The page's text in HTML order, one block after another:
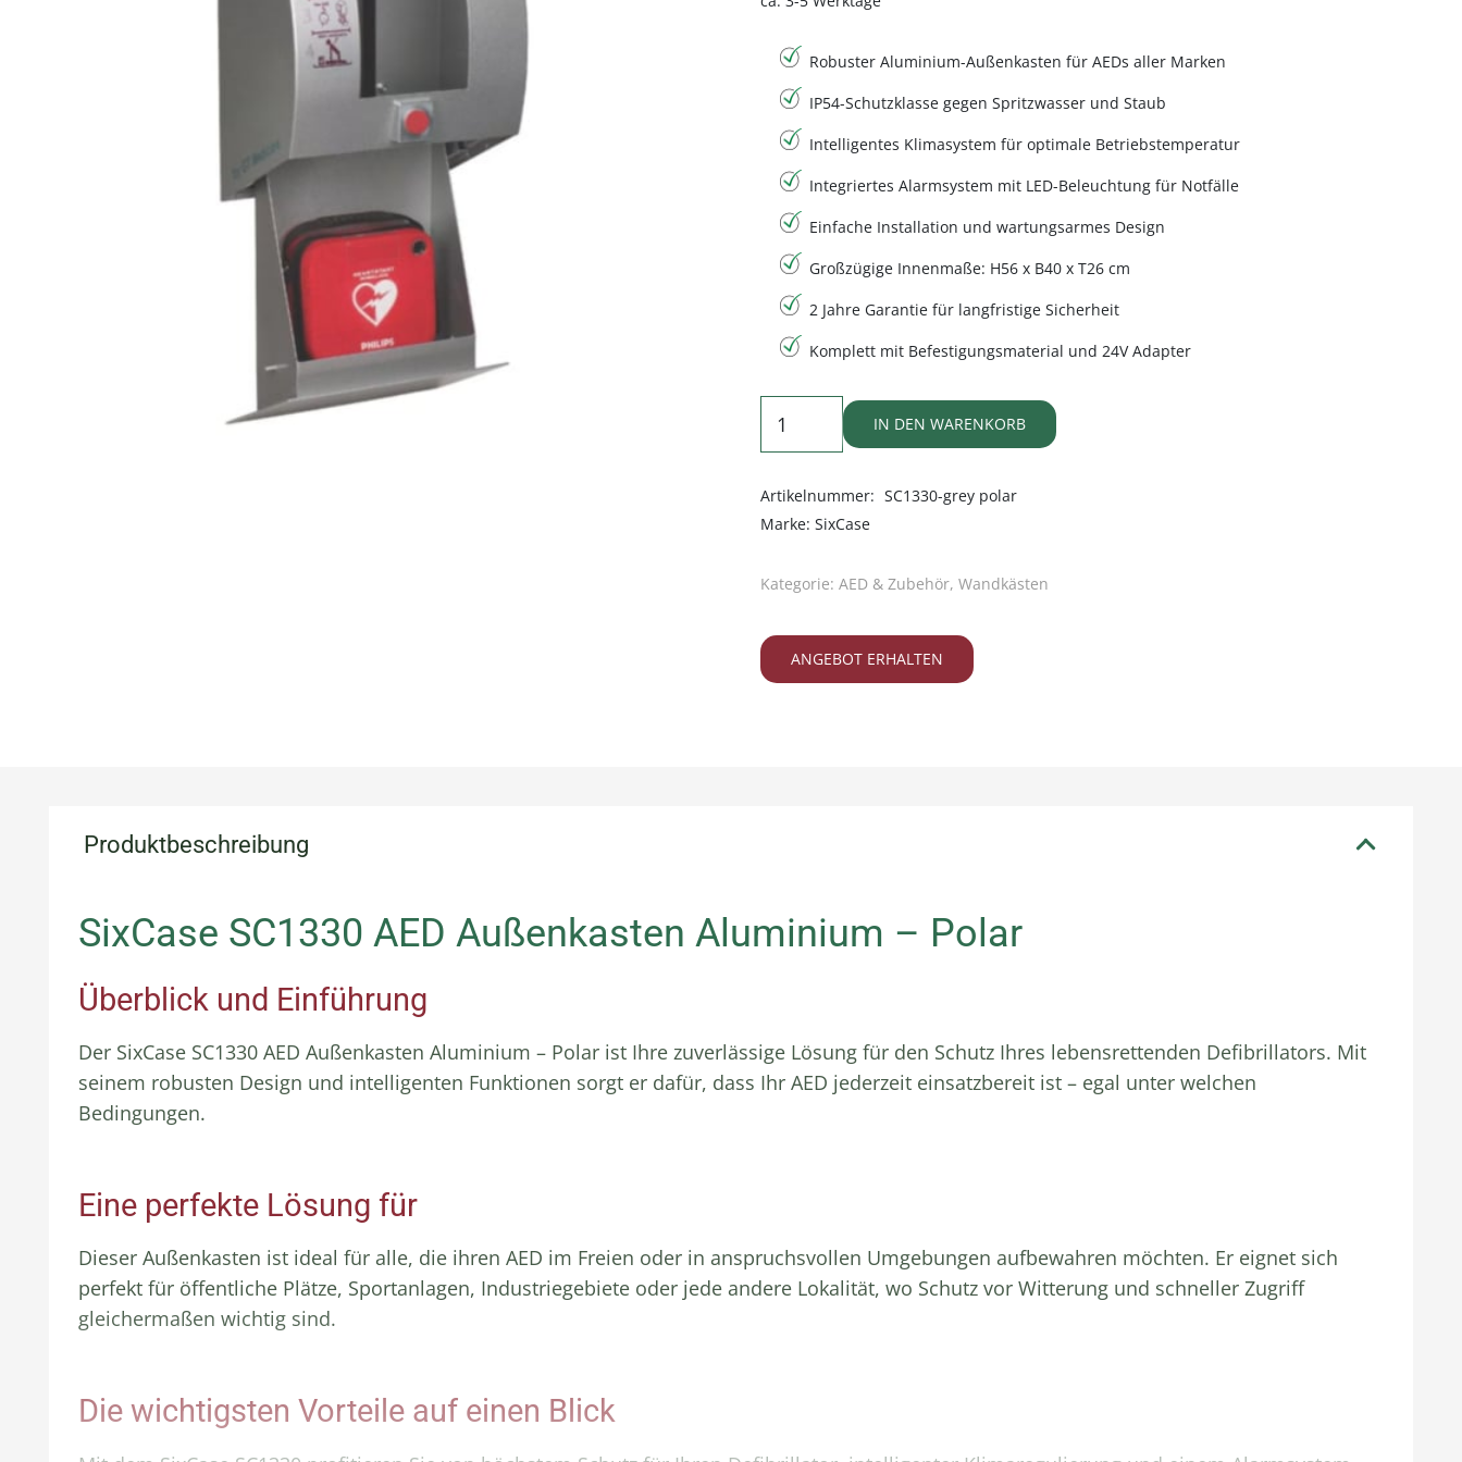
Robuster Aluminium-Außenkasten für AEDs aller Marken
IP54-Schutzklasse gegen Spritzwasser und Staub
Intelligentes Klimasystem für optimale Betriebstemperatur
Integriertes Alarmsystem mit LED-Beleuchtung für Notfälle
Einfache Installation und wartungsarmes Design
Großzügige Innenmaße: H56 x B40 x T26 cm
2 Jahre Garantie für langfristige Sicherheit
Komplett mit Befestigungsmaterial und 24V Adapter
SC1330
Außenkasten
Aluminium
Polar
IN DEN WARENKORB
Artikelnummer: SC1330-grey polar
Marke: SixCase
Kategorie: AED & Zubehör, Wandkästen
ANGEBOT ERHALTEN
Produktbeschreibung
SixCase SC1330 AED Außenkasten Aluminium – Polar
Überblick und Einführung
Der SixCase SC1330 AED Außenkasten Aluminium – Polar ist Ihre zuverlässige Lösung für den Schutz Ihres lebensrettenden Defibrillators. Mit
seinem robusten Design und intelligenten Funktionen sorgt er dafür, dass Ihr AED jederzeit einsatzbereit ist – egal unter welchen
Bedingungen.
Eine perfekte Lösung für
Dieser Außenkasten ist ideal für alle, die ihren AED im Freien oder in anspruchsvollen Umgebungen aufbewahren möchten. Er eignet sich
perfekt für öffentliche Plätze, Sportanlagen, Industriegebiete oder jede andere Lokalität, wo Schutz vor Witterung und schneller Zugriff
gleichermaßen wichtig sind.
Die wichtigsten Vorteile auf einen Blick